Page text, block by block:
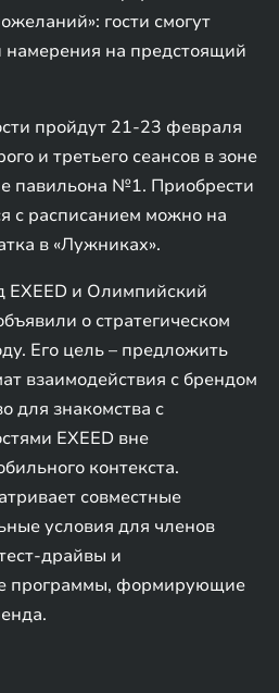
гости смогут
намерения на предстоящий
пройдут 21-23 февраля
и третьего сеансов в зоне
павильона №1. Приобрести
с расписанием можно на
в «Лужниках».
и Олимпийский
о стратегическом
Его цель – предложить
взаимодействия с брендом
для знакомства с
EXEED вне
контекста.
совместные
условия для членов
драйвы и
программы, формирующие